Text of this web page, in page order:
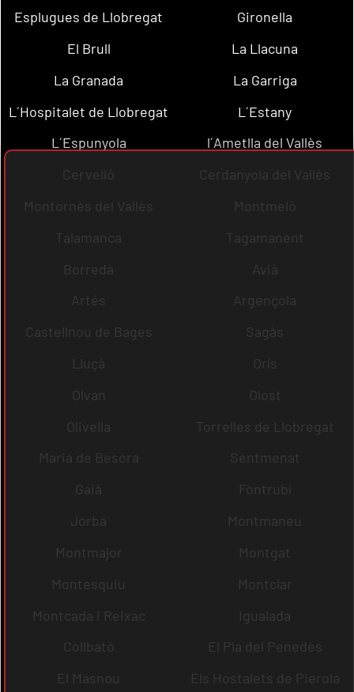
Esplugues de Llobregat
Gironella
El Brull
La Llacuna
La Granada
La Garriga
L´Hospitalet de Llobregat
L´Estany
L´Espunyola
l´Ametlla del Vallès
Cervelló
Cerdanyola del Vallès
Montornès del Vallès
Montmeló
Talamanca
Tagamanent
Borredà
Avià
Artés
Argençola
Castellnou de Bages
Sagàs
Lluçà
Orís
Olvan
Olost
Olivella
Torrelles de Llobregat
Maria de Besora
Sentmenat
Gaià
Fontrubí
Jorba
Montmaneu
Montmajor
Montgat
Montesquiu
Montclar
Montcada i Reixac
Igualada
Collbató
El Pla del Penedès
El Masnou
Els Hostalets de Pierola